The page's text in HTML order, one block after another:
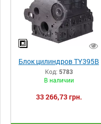
Блок цилиндров TY395B
Код: 5783
В наличии
33 266,73 грн.